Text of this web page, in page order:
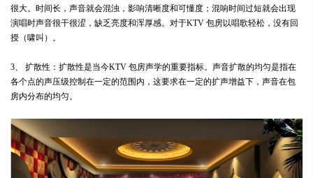
很大。时间长，声音就会混浊，影响清晰度和可懂度；混响时间过短就会出现
演唱时声音很干很涩，缺乏亮度和浑厚感。对于KTV 包房以唱歌轻松，没有回
授（啸叫）。
3、 扩散性：扩散性是当今KTV 包房声学的重要指标。声音扩散的均匀是指在
各个点的声压级控制在一定的范围内，这要求在一定的扩声增益下，声音在包
房内分布的均匀。